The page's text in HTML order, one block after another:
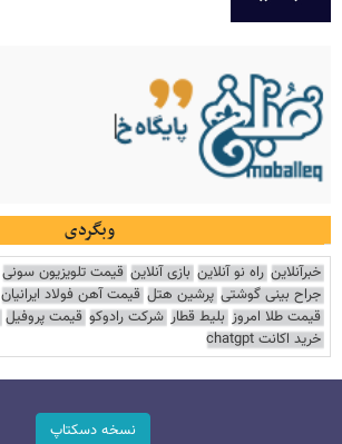
وبگردی
خبرآنلاین راه نو آنلاین بازی آنلاین قیمت تلویزیون سونی
جراح بینی گوشتی پرشین هتل قیمت آهن فولاد ایرانیان
قیمت طلا امروز بلیط قطار شرکت رادوکو قیمت پروفیل
خرید اکانت chatgpt
نسخه دسکتاپ